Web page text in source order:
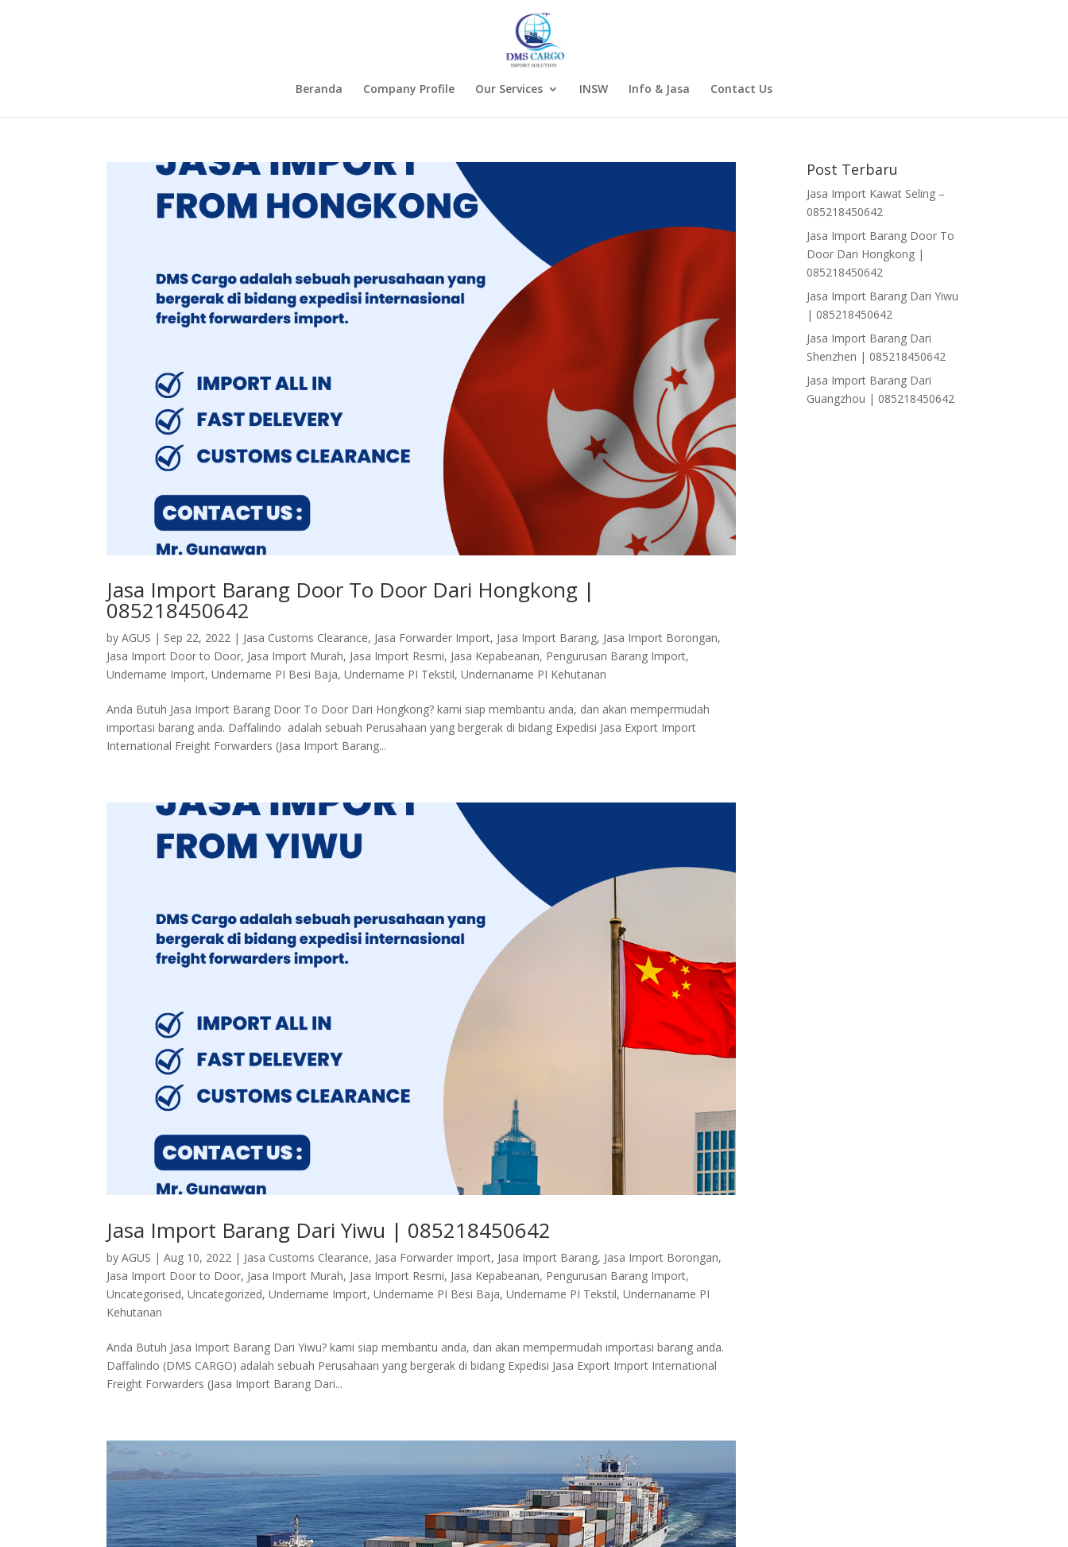
Beranda Company Profile Our Services INSW Info & Jasa Contact Us
Jasa Import Barang Door To Door Dari Hongkong |
085218450642
byAGUS | Sep 22, 2022 | Jasa Customs Clearance, Jasa Forwarder Import, Jasa Import Barang, Jasa Import Borongan,
Jasa Import Door to Door, Jasa Import Murah, Jasa Import Resmi, Jasa Kepabeanan, Pengurusan Barang Import,
Undername Import,Undername PI Besi Baja,Undername PI Tekstil,Undernaname PI Kehutanan
Anda Butuh Jasa Import Barang Door To Door Dari Hongkong? kami siap membantu anda, dan akan mempermudah
importasi barang anda. Daffalindo adalah sebuah Perusahaan yang bergerak di bidang Expedisi Jasa Export Import
International Freight Forwarders (Jasa Import Barang...
Jasa Import Barang Dari Yiwu | 085218450642
byAGUS |Aug 10, 2022 | Jasa Customs Clearance, Jasa Forwarder Import, Jasa Import Barang, Jasa Import Borongan,
Jasa Import Door to Door, Jasa Import Murah, Jasa Import Resmi, Jasa Kepabeanan, Pengurusan Barang Import,
Uncategorised,Uncategorized,Undername Import,Undername PI Besi Baja,Undername PI Tekstil,Undernaname PI
Kehutanan
Anda Butuh Jasa Import Barang Dari Yiwu? kami siap membantu anda, dan akan mempermudah importasi barang anda.
Daffalindo (DMS CARGO) adalah sebuah Perusahaan yang bergerak di bidang Expedisi Jasa Export Import International
Freight Forwarders (Jasa Import Barang Dari...
Post Terbaru
Jasa Import Kawat Seling –
085218450642
Jasa Import Barang Door To
Door Dari Hongkong |
085218450642
Jasa Import Barang Dari Yiwu
| 085218450642
Jasa Import Barang Dari
Shenzhen | 085218450642
Jasa Import Barang Dari
Guangzhou | 085218450642